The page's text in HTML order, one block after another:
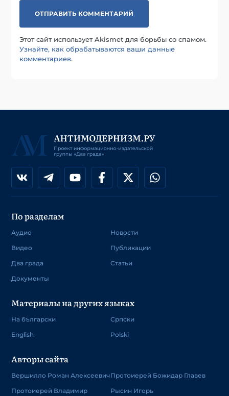
Этот сайт использует Akismet для борьбы со спамом.
Узнайте, как обрабатываются ваши данные
комментариев.
По разделам
Аудио
Видео
Два града
Документы
Новости
Публикации
Статьи
Материалы на других языках
На български
English
Српски
Polski
Авторы сайта
Вершилло Роман Алексеевич
Протоиерей Владимир
Протоиерей Божидар Главев
Рысин Игорь